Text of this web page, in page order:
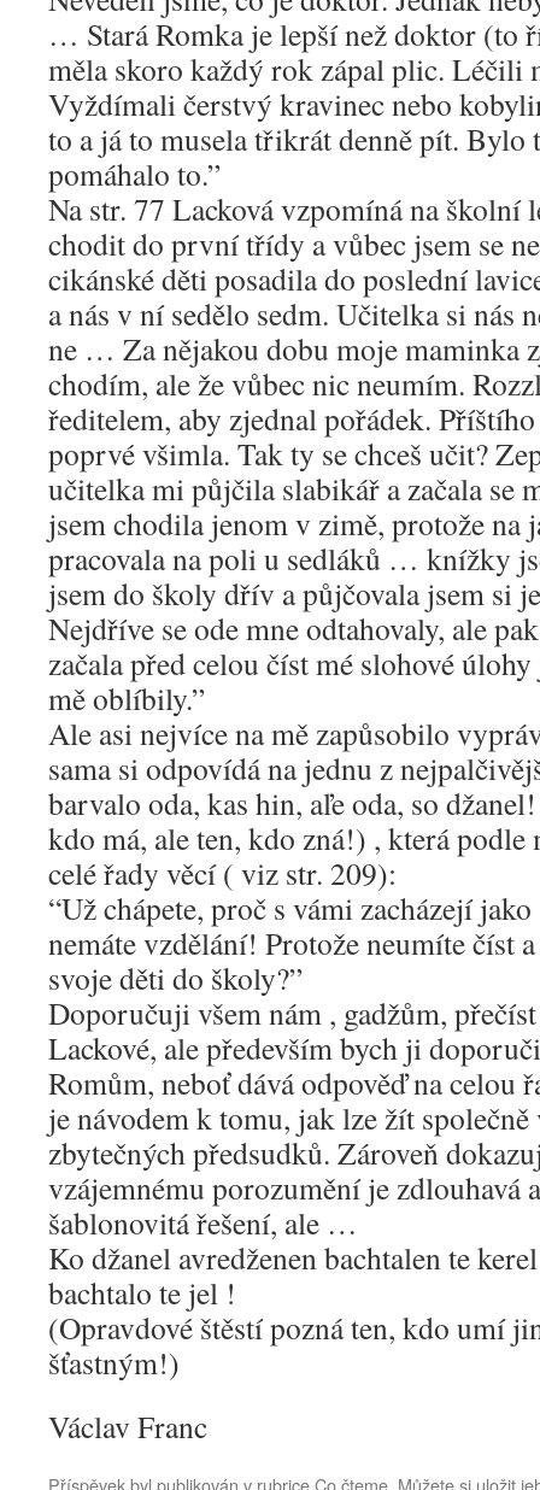
… Stará Romka je lepší než doktor
měla skoro každý rok zápal plic. Léčili
Vyždímali čerstvý kravinec nebo
to a já to musela třikrát denně pít. Bylo
pomáhalo to.”
Na str. 77 Lacková vzpomíná na školní
chodit do první třídy a vůbec jsem se
cikánské děti posadila do poslední
a nás v ní sedělo sedm. Učitelka si nás
ne … Za nějakou dobu moje maminka
chodím, ale že vůbec nic neumím.
ředitelem, aby zjednal pořádek.
poprvé všimla. Tak ty se chceš učit?
učitelka mi půjčila slabikář a začala se
jsem chodila jenom v zimě, protože na
pracovala na poli u sedláků … knížky
jsem do školy dřív a půjčovala jsem si
Nejdříve se ode mne odtahovaly, ale
začala před celou číst mé slohové
mě oblíbily.”
Ale asi nejvíce na mě zapůsobilo
sama si odpovídá na jednu z
barvalo oda, kas hin, aľe oda, so
kdo má, ale ten, kdo zná!) , která podle
celé řady věcí ( viz str. 209):
“Už chápete, proč s vámi zacházejí
nemáte vzdělání! Protože neumíte číst
svoje děti do školy?”
Doporučuji všem nám , gadžům,
Lackové, ale především bych ji
Romům, neboť dává odpověď na celou
je návodem k tomu, jak lze žít společně
zbytečných předsudků. Zároveň
vzájemnému porozumění je zdlouhavá
šablonovitá řešení, ale …
Ko džanel avredženen bachtalen te
bachtalo te jel !
(Opravdové štěstí pozná ten, kdo umí
šťastným!)
Václav Franc
Příspěvek byl publikován v rubriceCo čteme. Můžete si uložit